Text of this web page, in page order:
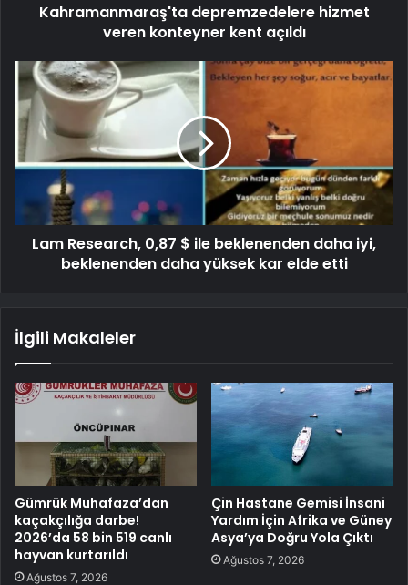
Kahramanmaraş'ta depremzedelere hizmet
veren konteyner kent açıldı
Lam Research, 0,87 $ ile beklenenden daha iyi,
beklenenden daha yüksek kar elde etti
İlgili Makaleler
Gümrük Muhafaza’dan
kaçakçılığa darbe!
2026’da 58 bin 519 canlı
hayvan kurtarıldı
Ağustos 7, 2026
Çin Hastane Gemisi İnsani
Yardım İçin Afrika ve Güney
Asya’ya Doğru Yola Çıktı
Ağustos 7, 2026